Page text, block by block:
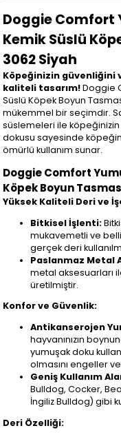
Doggie Comfort
Kemik Süslü
3062 Siyah
Köpeğinizin güvenliğini
kaliteli tasarım!Doggie
Süslü Köpek Boyun
mükemmel bir seçimdir.
süslemeleri ile köpeğinizin
dokusu sayesinde
ömürlü kullanım sunar.
Doggie Comfort
Köpek Boyun
Yüksek Kaliteli Deri ve
Bitkisel İşlenti:
mukavemetli ve
gerçek deri
Paslanmaz Metal
metal aksesuarları
üretilmiştir.
Konfor ve Güvenlik:
Antikanserojen
hayvanınızın
yumuşak doku
olmasını engeller
Geniş Kullanım
Bulldog, Cocker,
İngiliz Bulldog) gibi
Deri Özelliği: